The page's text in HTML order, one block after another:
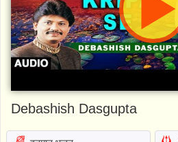
Debashish Dasgupta